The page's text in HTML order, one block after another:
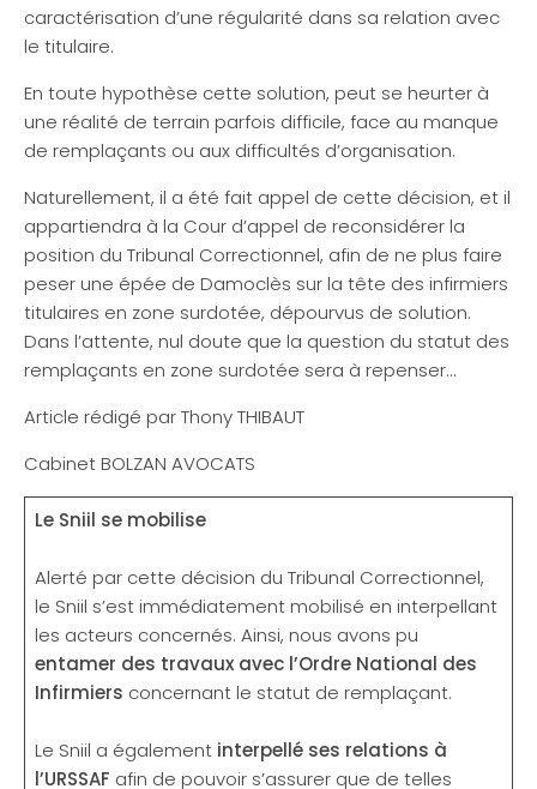
caractérisation d’une régularité dans sa relation avec
le titulaire.
En toute hypothèse cette solution, peut se heurter à
une réalité de terrain parfois difficile, face au manque
de remplaçants ou aux difficultés d’organisation.
Naturellement, il a été fait appel de cette décision, et il
appartiendra à la Cour d’appel de reconsidérer la
position du Tribunal Correctionnel, afin de ne plus faire
peser une épée de Damoclès sur la tête des infirmiers
titulaires en zone surdotée, dépourvus de solution.
Dans l’attente, nul doute que la question du statut des
remplaçants en zone surdotée sera à repenser…
Article rédigé par Thony THIBAUT
Cabinet BOLZAN AVOCATS
Le Sniil se mobilise
Alerté par cette décision du Tribunal Correctionnel,
le Sniil s’est immédiatement mobilisé en interpellant
les acteurs concernés. Ainsi, nous avons pu
entamer des travaux avec l’Ordre National des
Infirmiers concernant le statut de remplaçant.
Le Sniil a également interpellé ses relations à
l’URSSAF afin de pouvoir s’assurer que de telles